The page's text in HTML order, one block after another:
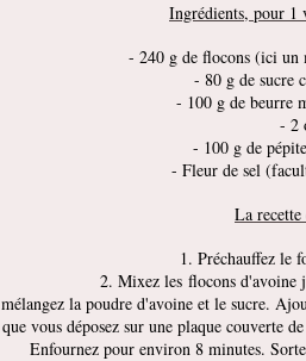
Ingrédients, pour 1
- 240 g de flocons (ici un
- 80 g de sucre
- 100 g de beurre
- 2
- 100 g de
- Fleur de sel
La
1. Préchauffez le
2. Mixez les flocons d'avoine
la poudre d'avoine et le sucre.
vous déposez sur une plaque couverte
Enfournez pour environ 8 minutes.